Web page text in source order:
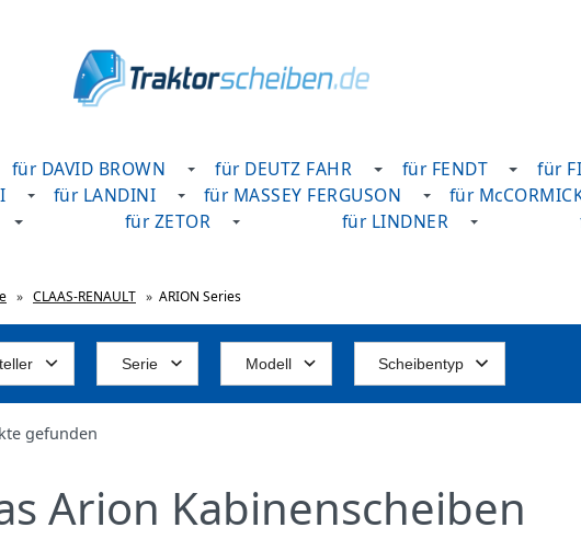
für DAVID BROWN für DEUTZ FAHR für FENDT für
für LANDINI für MASSEY FERGUSON für
für ZETOR für LINDNER
» CLAAS-RENAULT » ARION Series
Serie Modell Scheibentyp
gefunden
Arion Kabinenscheiben